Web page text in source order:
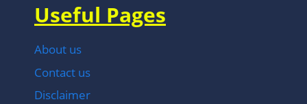
Useful Pages
About us
Contact us
Disclaimer